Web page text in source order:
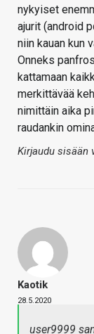
nykyiset
ajurit (android
niin kauan kun
Onneks
kattamaan
merkittävää
nimittäin aika
raudankin
Kirjaudu sisään
Kaotik
28.5.2020
user9999